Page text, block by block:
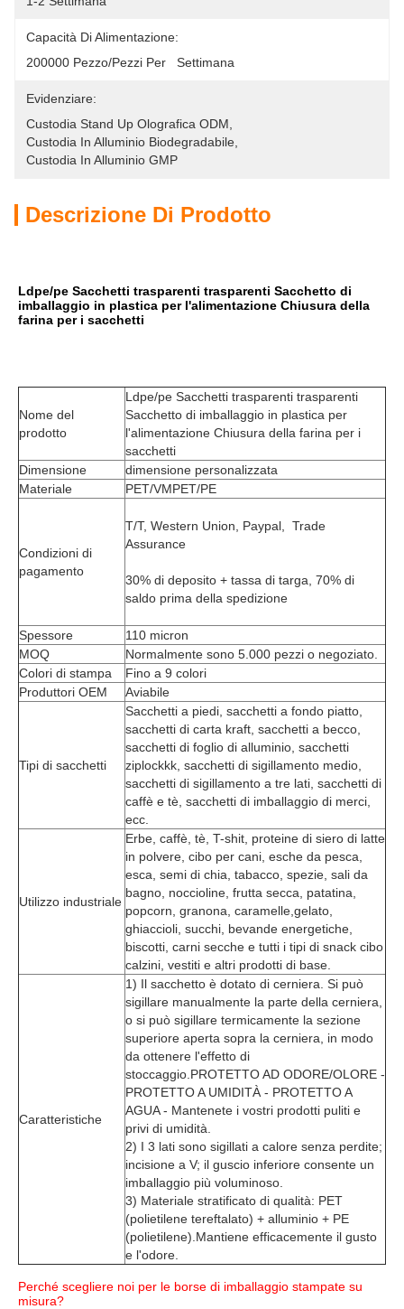
Capacità Di Alimentazione:
200000 Pezzo/pezzi Per   Settimana
Evidenziare:
Custodia Stand Up Olografica ODM
Custodia In Alluminio Biodegradabile
Custodia In Alluminio GMP
Descrizione Di Prodotto
Ldpe/pe Sacchetti trasparenti trasparenti Sacchetto di
imballaggio in plastica per l'alimentazione Chiusura della
farina per i sacchetti
Nome del
prodotto
Ldpe/pe Sacchetti trasparenti trasparenti
Sacchetto di imballaggio in plastica per
l'alimentazione Chiusura della farina per i
sacchetti
Dimensione
dimensione personalizzata
Materiale
PET/VMPET/PE
Condizioni di
pagamento
T/T, Western Union, Paypal,  Trade
Assurance
30% di deposito + tassa di targa, 70% di
saldo prima della spedizione
Spessore
110 micron
MOQ
Normalmente sono 5.000 pezzi o negoziato.
Colori di stampa
Fino a 9 colori
Produttori OEM
Aviabile
Tipi di sacchetti
Sacchetti a piedi, sacchetti a fondo piatto,
sacchetti di carta kraft, sacchetti a becco,
sacchetti di foglio di alluminio, sacchetti
ziplockkk, sacchetti di sigillamento medio,
sacchetti di sigillamento a tre lati, sacchetti di
caffè e tè, sacchetti di imballaggio di merci,
ecc.
Utilizzo industriale
Erbe, caffè, tè, T-shit, proteine di siero di latte
in polvere, cibo per cani, esche da pesca,
esca, semi di chia, tabacco, spezie, sali da
bagno, noccioline, frutta secca, patatina,
popcorn, granona, caramelle,gelato,
ghiaccioli, succhi, bevande energetiche,
biscotti, carni secche e tutti i tipi di snack cibo
calzini, vestiti e altri prodotti di base.
Caratteristiche
1) Il sacchetto è dotato di cerniera. Si può
sigillare manualmente la parte della cerniera,
o si può sigillare termicamente la sezione
superiore aperta sopra la cerniera, in modo
da ottenere l'effetto di
stoccaggio.PROTETTO AD ODORE/OLORE -
PROTETTO A UMIDITÀ - PROTETTO A
AGUA - Mantenete i vostri prodotti puliti e
privi di umidità.
2) I 3 lati sono sigillati a calore senza perdite;
incisione a V; il guscio inferiore consente un
imballaggio più voluminoso.
3) Materiale stratificato di qualità: PET
(polietilene tereftalato) + alluminio + PE
(polietilene).Mantiene efficacemente il gusto
e l'odore.
Perché scegliere noi per le borse di imballaggio stampate su
misura?